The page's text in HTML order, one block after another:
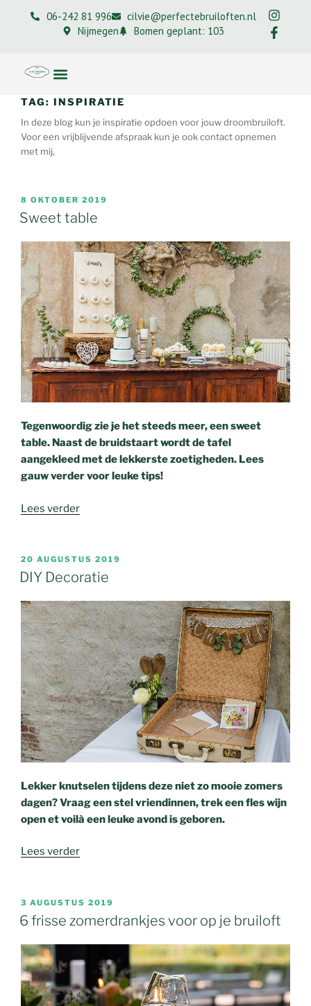
06-242 81 996
cilvie@perfectebruiloften.nl
Nijmegen
Bomen geplant: 103
TAG: INSPIRATIE
In deze blog kun je inspiratie opdoen voor jouw droombruiloft.
Voor een vrijblijvende afspraak kun je ook contact opnemen
met mij,
8 OKTOBER 2019
Sweet table
Tegenwoordig zie je het steeds meer, een sweet
table. Naast de bruidstaart wordt de tafel
aangekleed met de lekkerste zoetigheden. Lees
gauw verder voor leuke tips!
Lees verder
20 AUGUSTUS 2019
DIY Decoratie
Lekker knutselen tijdens deze niet zo mooie zomers
dagen? Vraag een stel vriendinnen, trek een fles wijn
open et voilà een leuke avond is geboren.
Lees verder
3 AUGUSTUS 2019
6 frisse zomerdrankjes voor op je bruiloft